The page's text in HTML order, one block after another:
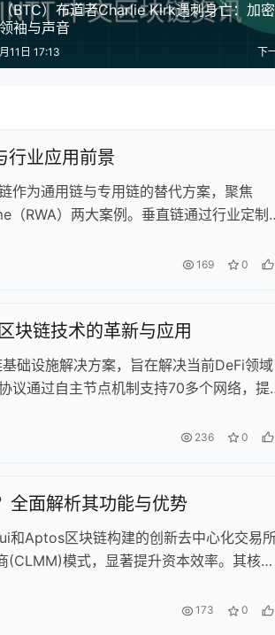
BTC）布道者Charlie Kirk遇刺身亡：加
袖与声音
下
11日 17:13
行业应用前景
作为通用链与专用链的替代方案，聚焦
RWA）两大案例。垂直链通过行业定制
括Puffpaw融资、OpenSea收到SEC警告
169 0
块链技术的革新与应用
础设施解决方案，旨在解决当前DeFi领域
议通过自主节点机制支持70多个网络，提
代币获得5.36%-15.33%年化收益，或
236 0
面解析其功能与优势
Aptos区块链构建的创新去中心化交易
(CLMM)模式，显著提升资本效率。其核心
围订单功能。协议采用双代币经济模型，
173 0